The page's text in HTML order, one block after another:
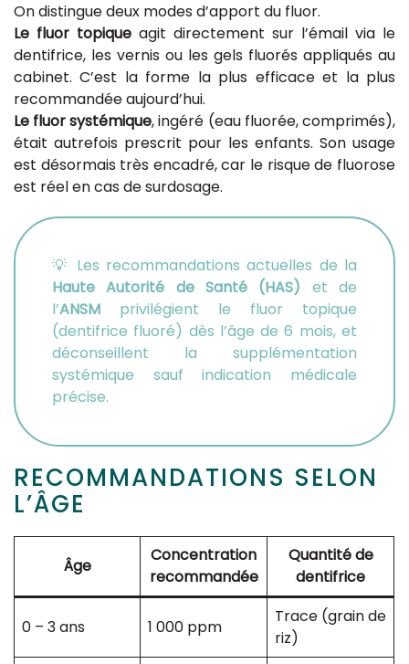
On distingue deux modes d’apport du fluor.
Le fluor topiqueagit directement sur l’émail via le
dentifrice, les vernis ou les gels fluorés appliqués au
cabinet. C’est la forme la plus efficace et la plus
recommandée aujourd’hui.
Le fluor systémique, ingéré (eau fluorée, comprimés),
était autrefois prescrit pour les enfants. Son usage
est désormais très encadré, car le risque de fluorose
est réel en cas de surdosage.
💡 Les recommandations actuelles de la
Haute Autorité de Santé (HAS) et de
l’ANSM privilégient le fluor topique
(dentifrice fluoré) dès l’âge de 6 mois, et
déconseillent la supplémentation
systémique sauf indication médicale
précise.
RECOMMANDATIONS SELON
L’ÂGE
Âge
Concentration
recommandée
Quantité de
dentifrice
0 – 3 ans 1 000 ppm
Trace (grain de
riz)